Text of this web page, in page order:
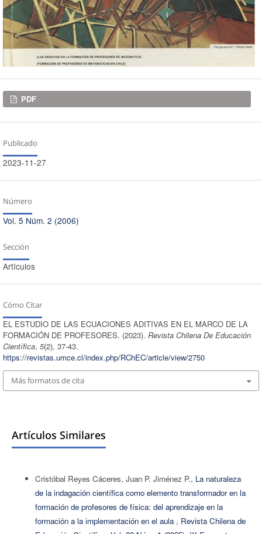
Descargas
PDF
Publicado
2023-11-27
Número
Vol. 5 Núm. 2 (2006)
Sección
Artículos
Cómo Citar
EL ESTUDIO DE LAS ECUACIONES ADITIVAS EN EL MARCO DE LA
FORMACIÓN DE PROFESORES. (2023). Revista Chilena De Educación
Científica, 5(2), 37-43.
https://revistas.umce.cl/index.php/RChEC/article/view/2750
Más formatos de cita
Artículos Similares
Cristóbal Reyes Cáceres, Juan P. Jiménez P., La naturaleza
de la indagación científica como elemento transformador en la
formación de profesores de física: del aprendizaje en la
formación a la implementación en el aula , Revista Chilena de